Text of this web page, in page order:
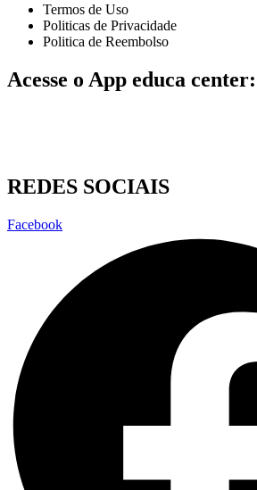
Termos de Uso
Politicas de Privacidade
Politica de Reembolso
Acesse o App educa center:
REDES SOCIAIS
Facebook